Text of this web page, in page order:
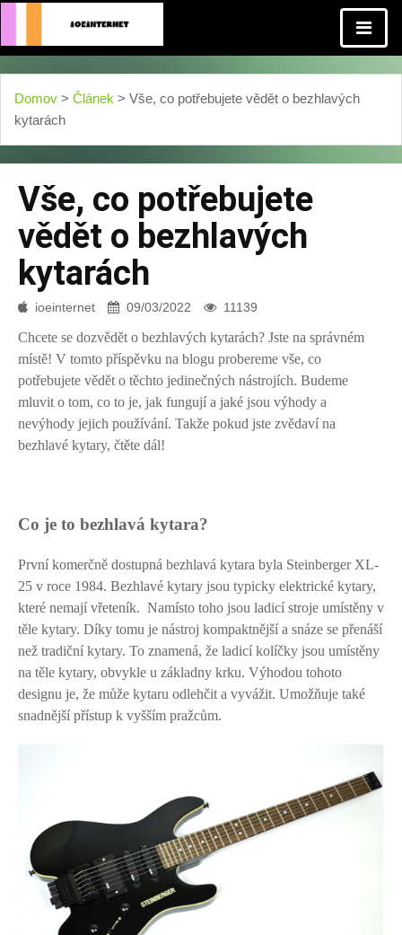
Domov > Článek > Vše, co potřebujete vědět o bezhlavých
kytarách
Vše, co potřebujete
vědět o bezhlavých
kytarách
ioeinternet 09/03/2022 11139
Chcete se dozvědět o bezhlavých kytarách? Jste na správném
místě! V tomto příspěvku na blogu probereme vše, co
potřebujete vědět o těchto jedinečných nástrojích. Budeme
mluvit o tom, co to je, jak fungují a jaké jsou výhody a
nevýhody jejich používání. Takže pokud jste zvědaví na
bezhlavé kytary, čtěte dál!
Co je to bezhlavá kytara?
První komerčně dostupná bezhlavá kytara byla Steinberger XL-
25 v roce 1984. Bezhlavé kytary jsou typicky elektrické kytary,
které nemají vřeteník. Namísto toho jsou ladicí stroje umístěny v
těle kytary. Díky tomu je nástroj kompaktnější a snáze se přenáší
než tradiční kytary. To znamená, že ladicí kolíčky jsou umístěny
na těle kytary, obvykle u základny krku. Výhodou tohoto
designu je, že může kytaru odlehčit a vyvážit. Umožňuje také
snadnější přístup k vyšším pražcům.